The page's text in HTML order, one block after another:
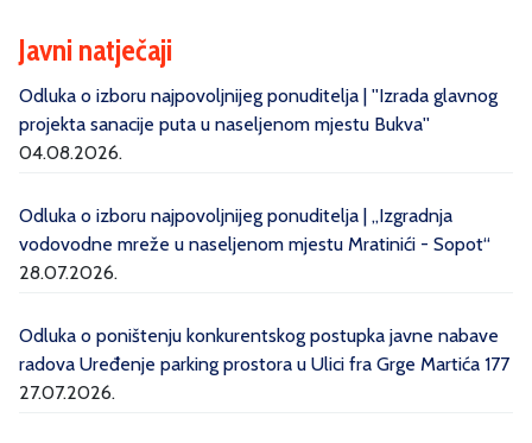
Javni natječaji
Odluka o izboru najpovoljnijeg ponuditelja | ''Izrada glavnog
projekta sanacije puta u naseljenom mjestu Bukva''
04.08.2026.
Odluka o izboru najpovoljnijeg ponuditelja | „Izgradnja
vodovodne mreže u naseljenom mjestu Mratinići - Sopot“
28.07.2026.
Odluka o poništenju konkurentskog postupka javne nabave
radova Uređenje parking prostora u Ulici fra Grge Martića 177
27.07.2026.